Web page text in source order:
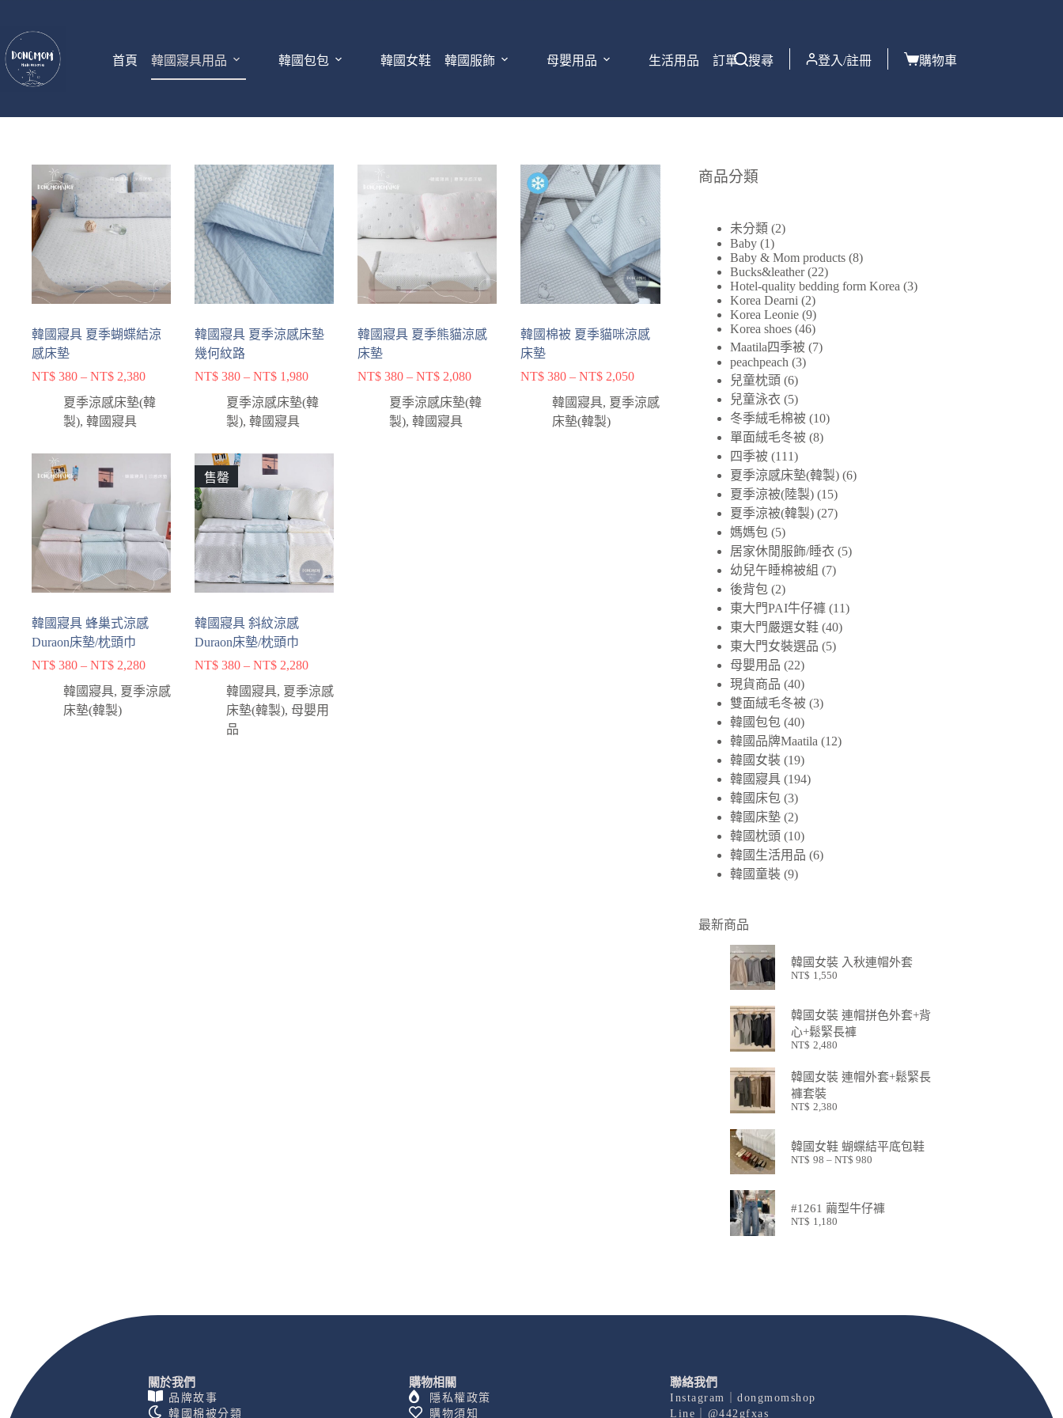
首頁 韓國寢具用品 韓國包包 韓國女鞋 韓國服飾 母嬰用品 生活用品 訂單 搜尋 登入/註冊 購物車
韓國寢具 夏季蝴蝶結涼
感床墊
NT$ 380 – NT$ 2,380
夏季涼感床墊(韓
製), 韓國寢具
韓國寢具 夏季涼感床墊
幾何紋路
NT$ 380 – NT$ 1,980
夏季涼感床墊(韓
製),韓國寢具
韓國寢具 夏季熊貓涼感
床墊
NT$ 380 – NT$ 2,080
夏季涼感床墊(韓
製),韓國寢具
韓國棉被 夏季貓咪涼感
床墊
NT$ 380 – NT$ 2,050
韓國寢具, 夏季涼感
床墊(韓製)
韓國寢具 蜂巢式涼感
Duraon床墊/枕頭巾
NT$ 380 – NT$ 2,280
韓國寢具, 夏季涼感
床墊(韓製)
售罄
韓國寢具 斜紋涼感
Duraon床墊/枕頭巾
NT$ 380 – NT$ 2,280
韓國寢具, 夏季涼感
床墊(韓製), 母嬰用
品
商品分類
未分類
2
Baby 1
Baby & Mom products 8
Bucks&leather 22
Hotel-quality bedding form Korea 3
Korea Dearni
2
Korea Leonie 9
Korea shoes 46
Maatila四季被
7
peachpeach 3
兒童枕頭 6
兒童泳衣
5
冬季絨毛棉被
10
單面絨毛冬被 8
四季被
111
夏季涼感床墊(韓製) 6
夏季涼被(陸製) 15
夏季涼被(韓製) 27
媽媽包 5
居家休閒服飾/睡衣
5
幼兒午睡棉被組
7
後背包 2
東大門PAI牛仔褲 11
東大門嚴選女鞋 40
東大門女裝選品
5
母嬰用品
22
現貨商品 40
雙面絨毛冬被 3
韓國包包 40
韓國品牌Maatila
12
韓國女裝 19
韓國寢具 194
韓國床包 3
韓國床墊 2
韓國枕頭
10
韓國生活用品 6
韓國童裝 9
最新商品
韓國女裝 入秋連帽外套
NT$ 1,550
韓國女裝 連帽拼色外套+背
心+鬆緊長褲
NT$ 2,480
韓國女裝 連帽外套+鬆緊長
褲套裝
NT$ 2,380
韓國女鞋 蝴蝶結平底包鞋
NT$ 98 – NT$ 980
#1261 繭型牛仔褲
NT$ 1,180
關於我們
品牌故事
韓國棉被分類
購物相關
隱私權政策
購物須知
聯絡我們
Instagram｜dongmomshop
Line｜@442gfxas